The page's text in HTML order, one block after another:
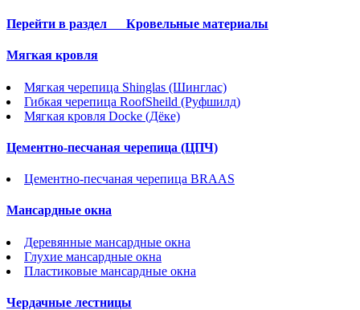
Перейти в раздел Кровельные материалы
Мягкая кровля
Мягкая черепица Shinglas (Шинглас)
Гибкая черепица RoofSheild (Руфшилд)
Мягкая кровля Docke (Дёке)
Цементно-песчаная черепица (ЦПЧ)
Цементно-песчаная черепица BRAAS
Мансардные окна
Деревянные мансардные окна
Глухие мансардные окна
Пластиковые мансардные окна
Чердачные лестницы